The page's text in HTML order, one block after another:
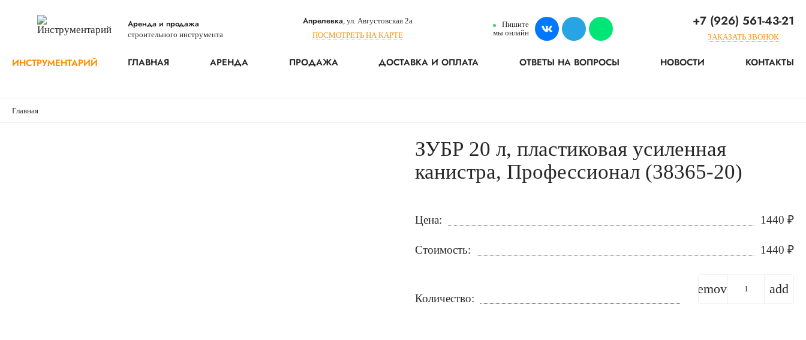
ИНСТРУМЕНТАРИЙ
Аренда и продажа
строительного инструмента
Апрелевка, ул. Августовская 2а
ПОСМОТРЕТЬ НА КАРТЕ
Пишите
мы онлайн
+7 (926) 561-43-21
ЗАКАЗАТЬ ЗВОНОК
ГЛАВНАЯ АРЕНДА ПРОДАЖА ДОСТАВКА И ОПЛАТА ОТВЕТЫ НА ВОПРОСЫ НОВОСТИ КОНТАКТЫ
Главная
ЗУБР 20 л, пластиковая усиленная
канистра, Профессионал (38365-20)
Цена: 1440 ₽
Стоимость: 1440 ₽
Количество:
remove add